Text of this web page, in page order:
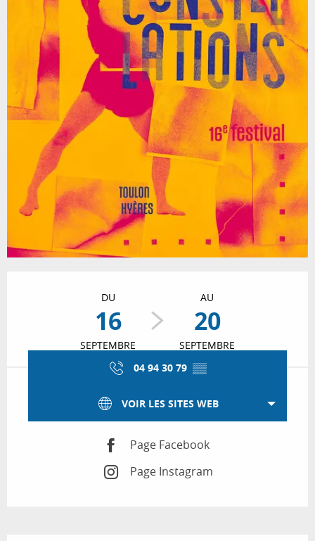
DU
16
SEPTEMBRE
AU
20
SEPTEMBRE
04 94 30 79 ▒▒
VOIR LES SITES WEB
Page Facebook
Page Instagram